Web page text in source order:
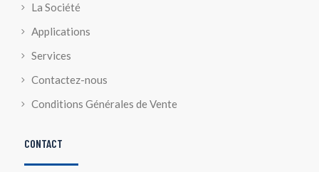
La Société
Applications
Services
Contactez-nous
Conditions Générales de Vente
CONTACT